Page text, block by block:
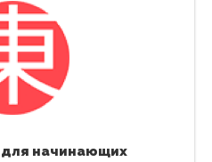
для начинающих